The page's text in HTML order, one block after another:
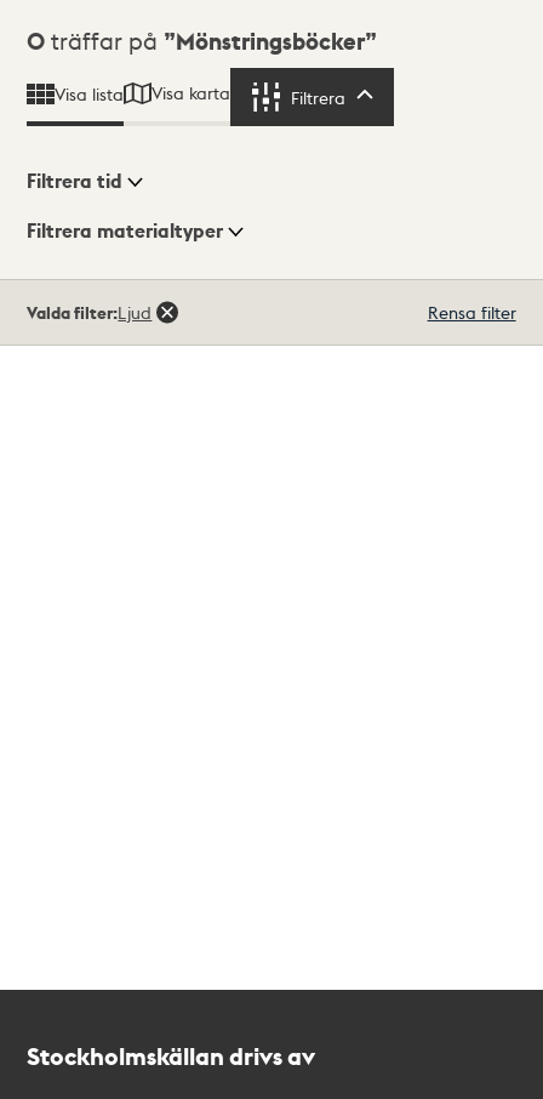
Sökresultat
0 träffar på Mönstringsböcker
Visa lista Visa karta Filtrera
Visningsläge
Filtrera tid
Filtrera materialtyper
träffar
Valda filter:Ljud Rensa filter
Stockholmskällan drivs av